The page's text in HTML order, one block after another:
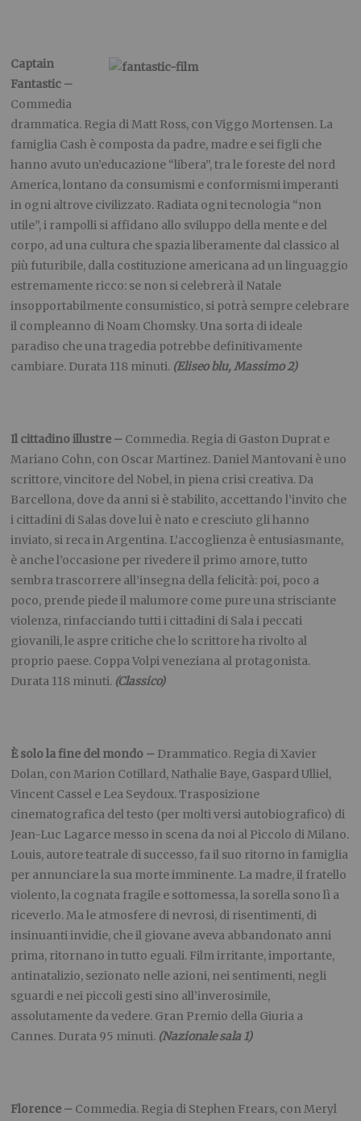
Captain
Fantastic –
Commedia
drammatica. Regia di Matt Ross, con Viggo Mortensen. La
famiglia Cash è composta da padre, madre e sei figli che
hanno avuto un’educazione “libera”, tra le foreste del nord
America, lontano da consumismi e conformismi imperanti
in ogni altrove civilizzato. Radiata ogni tecnologia “non
utile”, i rampolli si affidano allo sviluppo della mente e del
corpo, ad una cultura che spazia liberamente dal classico al
più futuribile, dalla costituzione americana ad un linguaggio
estremamente ricco: se non si celebrerà il Natale
insopportabilmente consumistico, si potrà sempre celebrare
il compleanno di Noam Chomsky. Una sorta di ideale
paradiso che una tragedia potrebbe definitivamente
cambiare. Durata 118 minuti. (Eliseo blu, Massimo 2)
Il cittadino illustre – Commedia. Regia di Gaston Duprat e
Mariano Cohn, con Oscar Martinez. Daniel Mantovani è uno
scrittore, vincitore del Nobel, in piena crisi creativa. Da
Barcellona, dove da anni si è stabilito, accettando l’invito che
i cittadini di Salas dove lui è nato e cresciuto gli hanno
inviato, si reca in Argentina. L’accoglienza è entusiasmante,
è anche l’occasione per rivedere il primo amore, tutto
sembra trascorrere all’insegna della felicità: poi, poco a
poco, prende piede il malumore come pure una strisciante
violenza, rinfacciando tutti i cittadini di Sala i peccati
giovanili, le aspre critiche che lo scrittore ha rivolto al
proprio paese. Coppa Volpi veneziana al protagonista.
Durata 118 minuti. (Classico)
È solo la fine del mondo – Drammatico. Regia di Xavier
Dolan, con Marion Cotillard, Nathalie Baye, Gaspard Ulliel,
Vincent Cassel e Lea Seydoux. Trasposizione
cinematografica del testo (per molti versi autobiografico) di
Jean-Luc Lagarce messo in scena da noi al Piccolo di Milano.
Louis, autore teatrale di successo, fa il suo ritorno in famiglia
per annunciare la sua morte imminente. La madre, il fratello
violento, la cognata fragile e sottomessa, la sorella sono lì a
riceverlo. Ma le atmosfere di nevrosi, di risentimenti, di
insinuanti invidie, che il giovane aveva abbandonato anni
prima, ritornano in tutto eguali. Film irritante, importante,
antinatalizio, sezionato nelle azioni, nei sentimenti, negli
sguardi e nei piccoli gesti sino all’inverosimile,
assolutamente da vedere. Gran Premio della Giuria a
Cannes. Durata 95 minuti. (Nazionale sala 1)
Florence – Commedia. Regia di Stephen Frears, con Meryl